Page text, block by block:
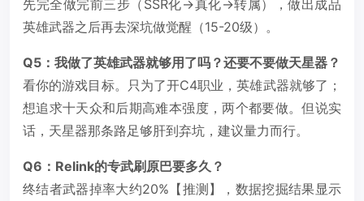
先完全做完前三步（SSR化→真化→转属），做出成品
英雄武器之后再去深坑做觉醒（15-20级）。
Q5：我做了英雄武器就够用了吗？还要不要做天星器？
看你的游戏目标。只为了开C4职业，英雄武器就够了；
想追求十天众和后期高难本强度，两个都要做。但说实
话，天星器那条路足够肝到弃坑，建议量力而行。
Q6：Relink的专武刷原巴要多久？
终结者武器掉率大约20%【推测】，数据挖掘结果显示